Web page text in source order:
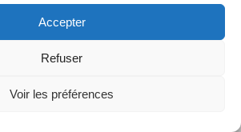
Accepter
Refuser
Voir les préférences
Création de site : Grafibox.fr